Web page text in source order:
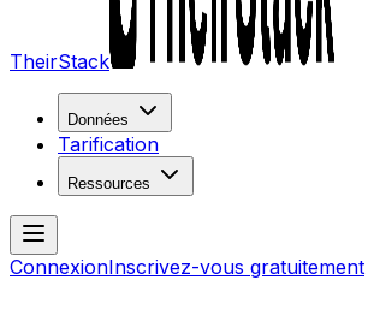
TheirStack
Données
Tarification
Ressources
ConnexionInscrivez-vous gratuitement